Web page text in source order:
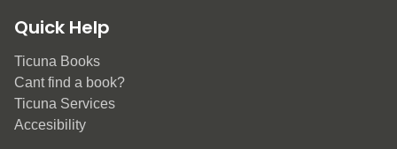
Quick Help
Ticuna Books
Cant find a book?
Ticuna Services
Accesibility